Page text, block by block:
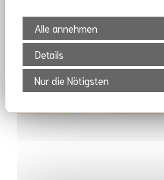
Alle annehmen
Details
Nur die Nötigsten